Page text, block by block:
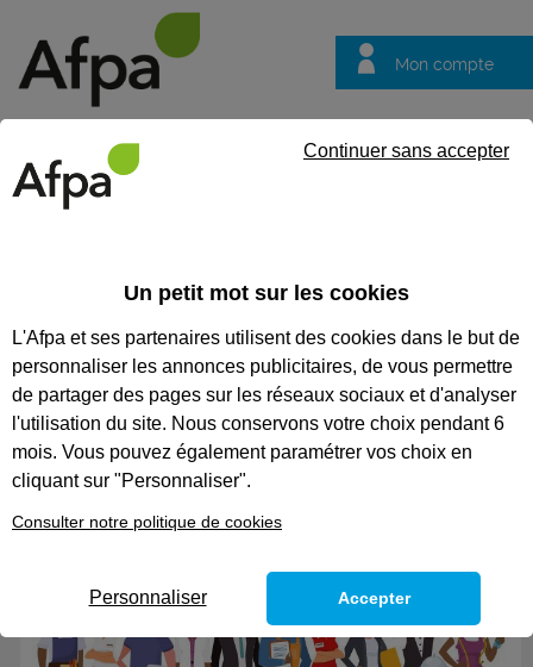
Mon compte
questions
CODES
FORMATION À DISTANCE :
COMPRENDRE LA DÉMARCHE
DEVOPS (GITHUB, CI/CD)
Un petit mot sur les cookies
L'Afpa et ses partenaires utilisent des cookies dans le but de
personnaliser les annonces publicitaires, de vous permettre
de partager des pages sur les réseaux sociaux et d'analyser
l'utilisation du site. Nous conservons votre choix pendant 6
mois. Vous pouvez également paramétrer vos choix en
cliquant sur "Personnaliser".
Consulter notre politique de cookies
Continuer sans accepter
Personnaliser Accepter